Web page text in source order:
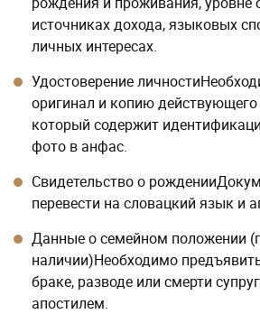
источниках дохода, языковых
личных интересах.
Удостоверение
оригинал и копию
который содержит
фото в анфас.
Свидетельство о
перевести на словацкий язык и
Данные о семейном положении
наличии)Необходимо
браке, разводе или смерти
апостилем.